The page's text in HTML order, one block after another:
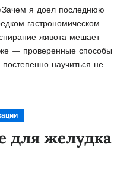
я доел последнюю
гастрономическом
живота мешает
— проверенные способы
научиться не
для желудка